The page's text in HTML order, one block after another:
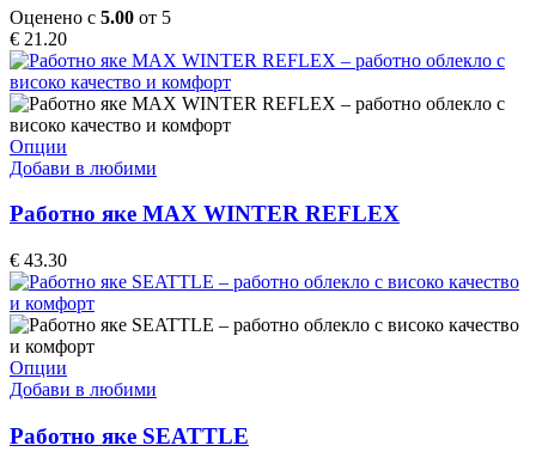
options
be
chosen
on
the
product
page
Оценено с 5.00 от 5
€ 21.20
Опции
product
multiple
The
options
may
be
chosen
on
the
product
Добави в любими
Работно яке MAX WINTER REFLEX
€ 43.30
Опции
product
multiple
variants.
Добави в любими
Работно яке SEATTLE